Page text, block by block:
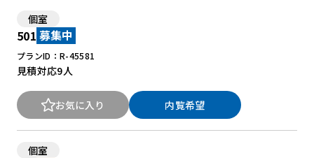
個室
501 募集中
プランID：R-45581
見積対応9人
お気に入り 内覧希望
個室